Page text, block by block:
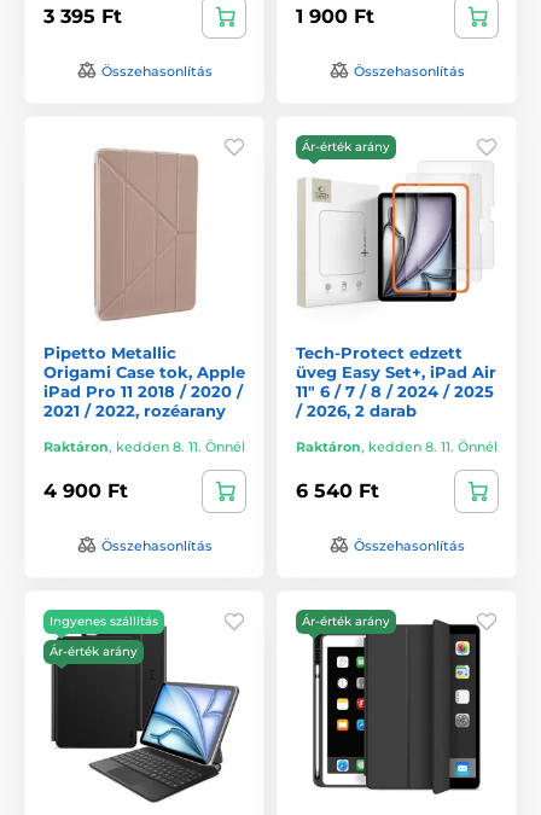
3 395 Ft
Összehasonlítás
1 900 Ft
Összehasonlítás
Pipetto Metallic
Origami Case tok, Apple
iPad Pro 11 2018 / 2020 /
2021 / 2022, rozéarany
Raktáron, kedden 8. 11. Önnél
4 900 Ft
Összehasonlítás
Ár-érték arány
Tech-Protect edzett
üveg Easy Set+, iPad Air
11" 6 / 7 / 8 / 2024 / 2025
/ 2026, 2 darab
Raktáron, kedden 8. 11. Önnél
6 540 Ft
Összehasonlítás
Ingyenes szállítás
Ár-érték arány
Ár-érték arány